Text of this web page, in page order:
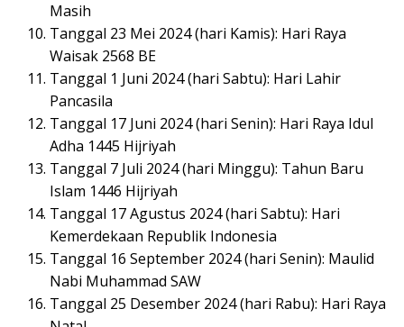
Masih
Tanggal 23 Mei 2024 (hari Kamis): Hari Raya
Waisak 2568 BE
Tanggal 1 Juni 2024 (hari Sabtu): Hari Lahir
Pancasila
Tanggal 17 Juni 2024 (hari Senin): Hari Raya Idul
Adha 1445 Hijriyah
Tanggal 7 Juli 2024 (hari Minggu): Tahun Baru
Islam 1446 Hijriyah
Tanggal 17 Agustus 2024 (hari Sabtu): Hari
Kemerdekaan Republik Indonesia
Tanggal 16 September 2024 (hari Senin): Maulid
Nabi Muhammad SAW
Tanggal 25 Desember 2024 (hari Rabu): Hari Raya